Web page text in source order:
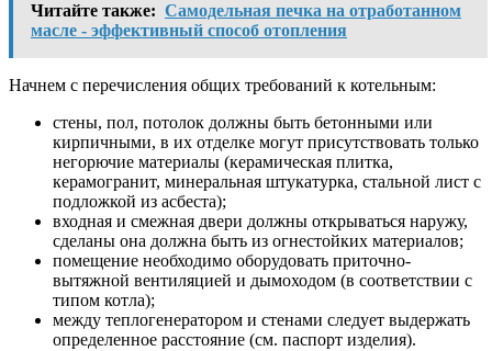
Читайте также: Самодельная печка на отработанном
масле - эффективный способ отопления
Начнем с перечисления общих требований к котельным:
стены, пол, потолок должны быть бетонными или
кирпичными, в их отделке могут присутствовать только
негорючие материалы (керамическая плитка,
керамогранит, минеральная штукатурка, стальной лист с
подложкой из асбеста);
входная и смежная двери должны открываться наружу,
сделаны она должна быть из огнестойких материалов;
помещение необходимо оборудовать приточно-
вытяжной вентиляцией и дымоходом (в соответствии с
типом котла);
между теплогенератором и стенами следует выдержать
определенное расстояние (см. паспорт изделия).